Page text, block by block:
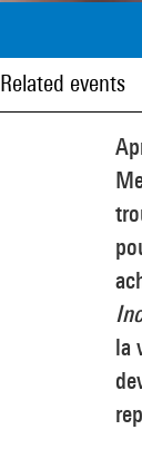
Related events
la